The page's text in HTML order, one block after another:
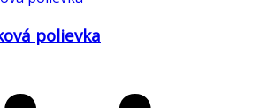
polievka